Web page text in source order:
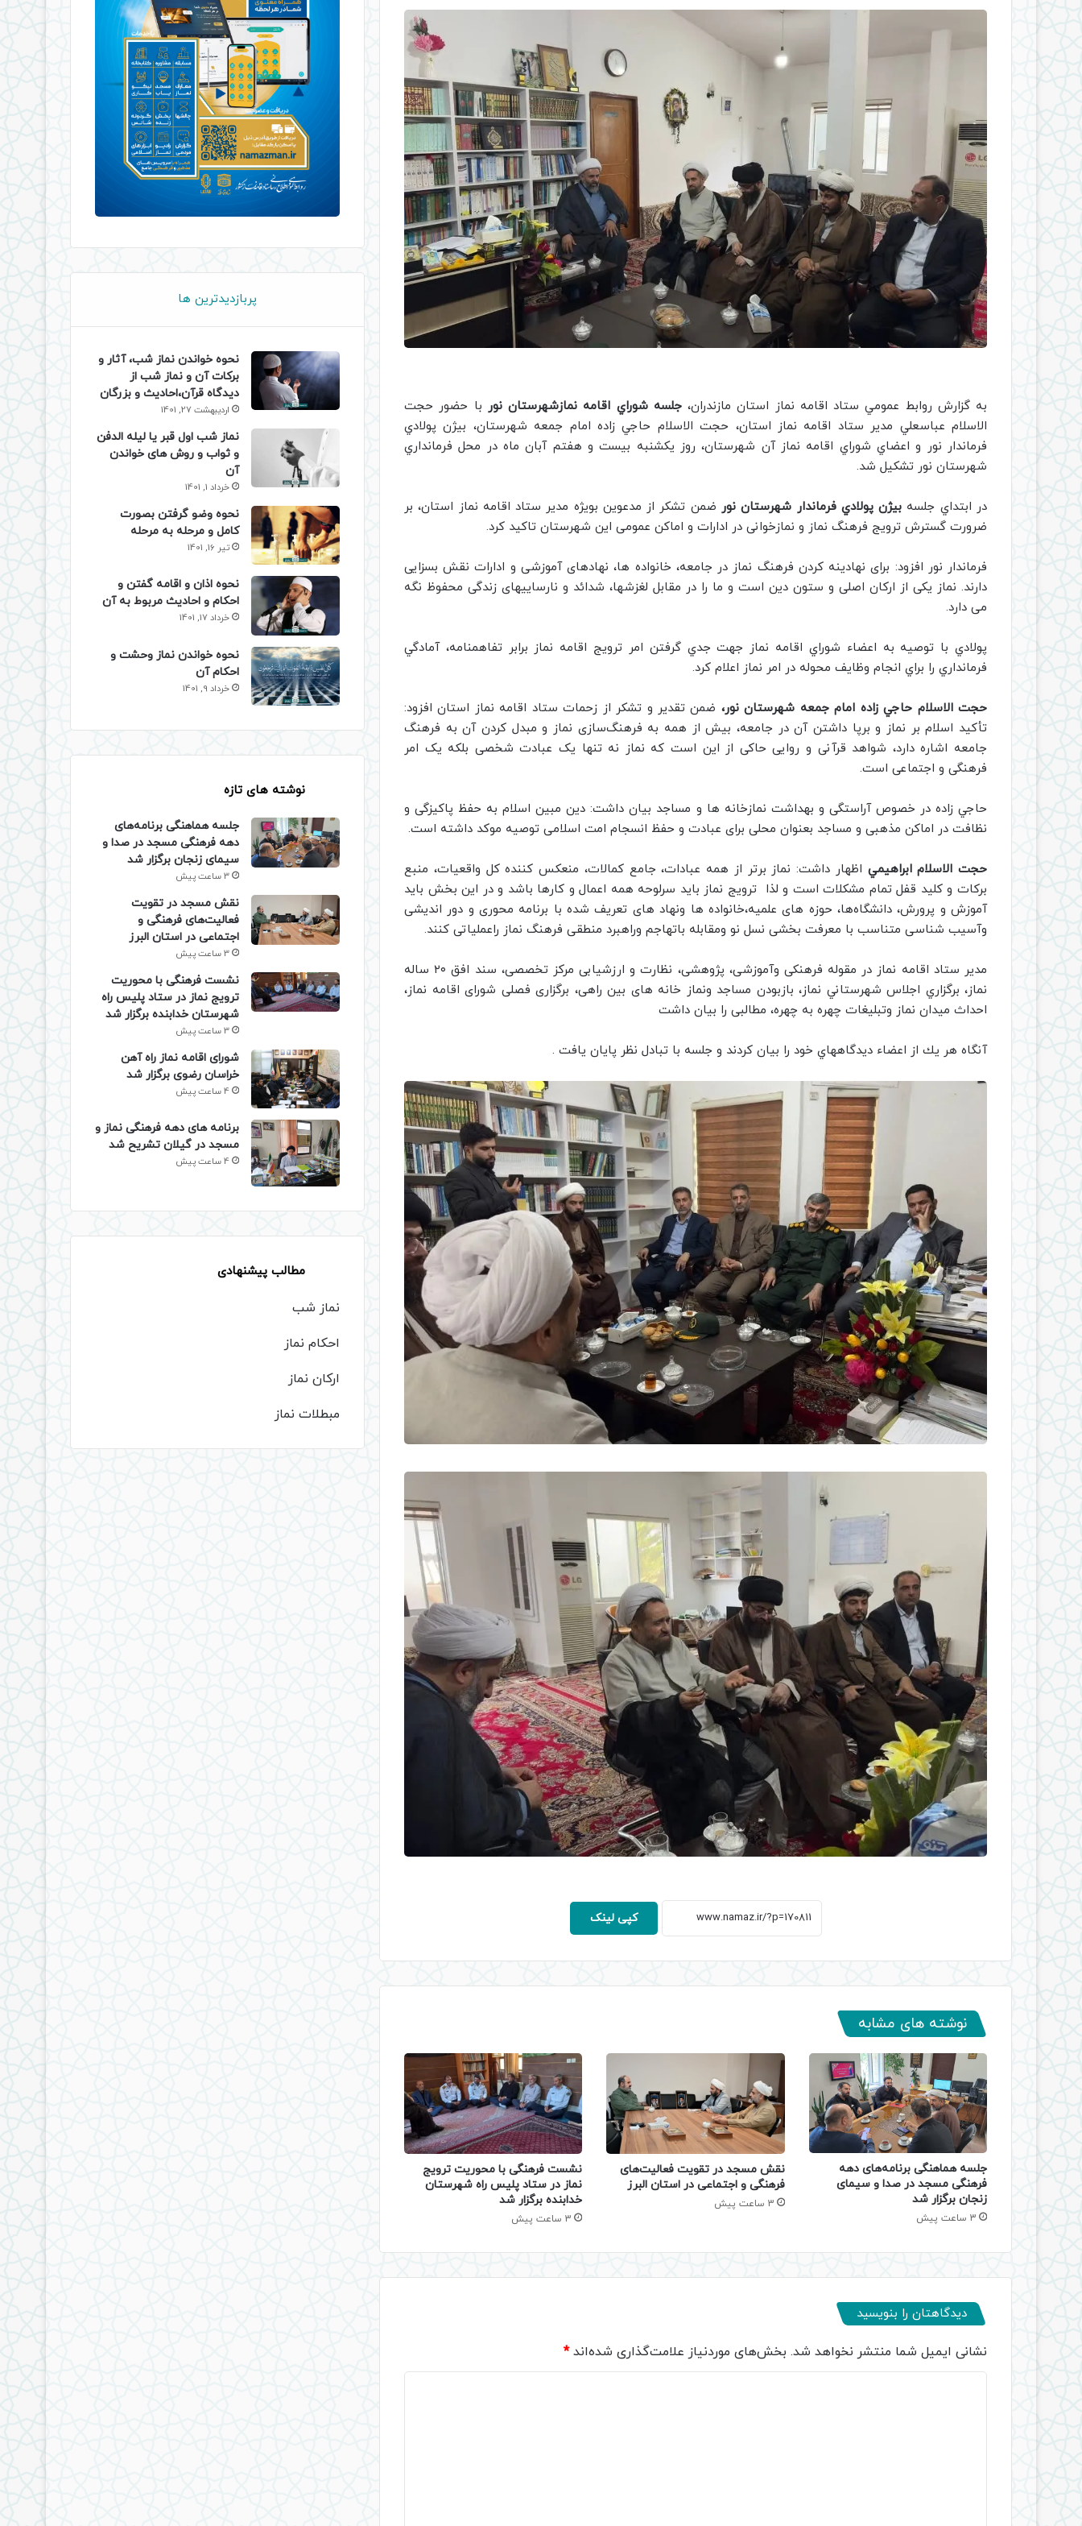
به گزارش روابط عمومي ستاد اقامه نماز استان مازندران،جلسه شوراي اقامه نمازشهرستان نور با حضور حجت
الاسلام عباسعلي مدير ستاد اقامه نماز استان، حجت الاسلام حاجي زاده امام جمعه شهرستان، بيژن پولادي
فرماندار نور و اعضاي شوراي اقامه نماز آن شهرستان، روز يكشنبه بيست و هفتم آبان ماه در محل فرمانداري
شهرستان نور تشكيل شد.
در ابتداي جلسه بيژن پولادي فرماندار شهرستان نورضمن تشكر از مدعوين بويژه مدير ستاد اقامه نماز استان، بر
ضرورت گسترش ترویج فرهنگ نماز و نمازخوانی در ادارات و اماکن عمومی این شهرستان تاکید کرد.
فرماندار نور افزود: برای نهادینه کردن فرهنگ نماز در جامعه، خانواده ها، نهادهای آموزشی و ادارات نقش بسزایی
دارند. نماز یکی از ارکان اصلی و ستون دین است و ما را در مقابل لغزشها، شدائد و نارساییهای زندگی محفوظ نگه
می دارد.
پولادي با توصيه به اعضاء شوراي اقامه نماز جهت جدي گرفتن امر ترويج اقامه نماز برابر تفاهمنامه، آمادگي
فرمانداري را براي انجام وظايف محوله در امر نماز اعلام كرد.
حجت الاسلام حاجي زاده امام جمعه شهرستان نور، ضمن تقدير و تشكر از زحمات ستاد اقامه نماز استان افزود:
تأکید اسلام بر نماز و برپا داشتن آن در جامعه، بیش از همه به فرهنگ‌سازی نماز و مبدل کردن آن به فرهنگ
جامعه اشاره دارد، شواهد قرآنی و روایی حاکی از این است که نماز نه تنها یک عبادت شخصی بلکه یک امر
فرهنگی و اجتماعی است.
حاجي زاده در خصوص آراستگی و بهداشت نمازخانه ها و مساجد بیان داشت: دین مبین اسلام به حفظ پاکیزگی و
نظافت در اماکن مذهبی و مساجد بعنوان محلی برای عبادت و حفظ انسجام امت اسلامی توصیه موکد داشته است.
حجت الاسلام ابراهيمي اظهار داشت: نماز برتر از همه عبادات، جامع كمالات، منعكس كننده كل واقعيات، منبع
بركات و كليد قفل تمام مشكلات است و لذا ترویج نماز باید سرلوحه همه اعمال و کارها باشد و در این بخش باید
آموزش و پرورش، دانشگاه‌ها، حوزه های علمیه،خانواده ها ونهاد های تعریف شده با برنامه محوری و دور اندیشی
وآسیب شناسی متناسب با معرفت بخشی نسل نو ومقابله باتهاجم وراهبرد منطقی فرهنگ نماز راعملیاتی کنند.
مدير ستاد اقامه نماز در مقوله فرهنکی وآموزشی، پژوهشی، نظارت و ارزشیابی مرکز تخصصی، سند افق ۲۰ ساله
نماز، برگزاري اجلاس شهرستاني نماز، بازبودن مساجد ونماز خانه های بین راهی، برگزاری فصلی شورای اقامه نماز،
احداث میدان نماز وتبلیغات چهره به چهره، مطالبی را بیان داشت
آنگاه هر يك از اعضاء ديدگاههاي خود را بيان كردند و جلسه با تبادل نظر پايان يافت .
کپی لینک
نوشته های مشابه
جلسه هماهنگی برنامه‌های دهه
فرهنگی مسجد در صدا و سیمای
زنجان برگزار شد
3 ساعت پیش
نقش مسجد در تقویت فعالیت‌های
فرهنگی و اجتماعی در استان البرز
3 ساعت پیش
نشست فرهنگی با محوریت ترویج
نماز در ستاد پلیس راه شهرستان
خدابنده برگزار شد
3 ساعت پیش
دیدگاهتان را بنویسید
نشانی ایمیل شما منتشر نخواهد شد. بخش‌های موردنیاز علامت‌گذاری شده‌اند*
پربازدیدترین ها
نحوه خواندن نماز شب، آثار و
برکات آن و نماز شب از
دیدگاه قرآن،احادیث و بزرگان
اردیبهشت 27, 1401
نماز شب اول قبر یا لیله الدفن
و ثواب و روش های خواندن
آن
خرداد 1, 1401
نحوه وضو گرفتن بصورت
کامل و مرحله به مرحله
تیر 16, 1401
نحوه اذان و اقامه گفتن و
احکام و احادیث مربوط به آن
خرداد 17, 1401
نحوه خواندن نماز وحشت و
احکام آن
خرداد 9, 1401
نوشته های تازه
جلسه هماهنگی برنامه‌های
دهه فرهنگی مسجد در صدا و
سیمای زنجان برگزار شد
3 ساعت پیش
نقش مسجد در تقویت
فعالیت‌های فرهنگی و
اجتماعی در استان البرز
3 ساعت پیش
نشست فرهنگی با محوریت
ترویج نماز در ستاد پلیس راه
شهرستان خدابنده برگزار شد
3 ساعت پیش
شورای اقامه نماز راه آهن
خراسان رضوی برگزار شد
4 ساعت پیش
برنامه های دهه فرهنگی نماز و
مسجد در گیلان تشریح شد
4 ساعت پیش
مطالب پیشنهادی
نماز شب
احکام نماز
ارکان نماز
مبطلات نماز